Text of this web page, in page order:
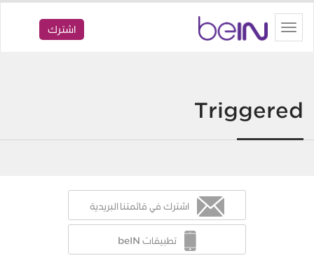
Toggle
navigation
اشترك
Triggered
اشترك في قائمتنا البريدية
تطبيقات beIN